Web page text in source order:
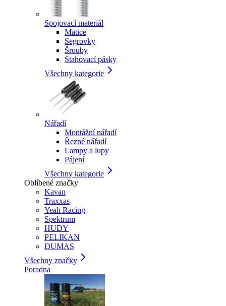
Spojovací materiál
Matice
Segrovky
Šrouby
Stahovací pásky
Všechny kategorie
Nářadí
Montážní nářadí
Řezné nářadí
Lampy a lupy
Pájení
Všechny kategorie
Oblíbené značky
Kavan
Traxxas
Yeah Racing
Spektrum
HUDY
PELIKAN
DUMAS
Všechny značky
Poradna